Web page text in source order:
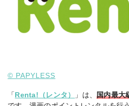
© PAPYLESS
「 Renta!（レンタ） 」は、国内最大